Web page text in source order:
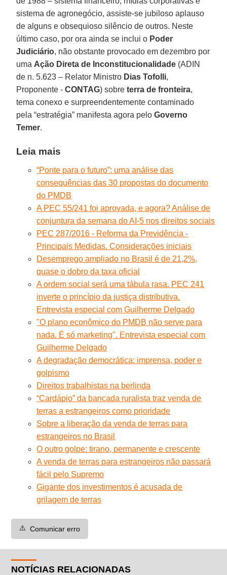
sistema de agronegócio, assiste-se jubiloso aplauso
de alguns e obsequioso silêncio de outros. Neste
último caso, por ora ainda se inclui o Poder
Judiciário, não obstante provocado em dezembro por
uma Ação Direta de Inconstitucionalidade (ADIN
de n. 5.623 – Relator Ministro Dias Tofolli,
Proponente -CONTAG) sobreterra de fronteira,
tema conexo e surpreendentemente contaminado
pela “estratégia” manifesta agora peloGoverno
Temer.
Leia mais
“Ponte para o futuro”: uma análise das
consequências das 30 propostas do documento
do PMDB
A PEC 55/241 foi aprovada, e agora? Análise de
conjuntura da semana do AI-5 nos direitos sociais
PEC 287/2016 - Reforma da Previdência -
Principais Medidas. Considerações iniciais
Desemprego ampliado no Brasil é de 21,2%,
quase o dobro da taxa oficial
A ordem social será uma tábula rasa. PEC 241
inverte o princípio da justiça distributiva.
Entrevista especial com Guilherme Delgado
"O plano econômico do PMDB não serve para
nada. É só marketing". Entrevista especial com
Guilherme Delgado
A degradação democrática: imprensa, poder e
golpismo
Direitos trabalhistas na berlinda
“Cardápio” da bancada ruralista traz venda de
terras a estrangeiros como prioridade
Sobre a liberação da venda de terras para
estrangeiros no Brasil
O outro golpe: tirano, permanente e crescente
A venda de terras para estrangeiros não passará
fácil pelo Supremo
Gigante dos investimentos é acusada de
grilagem de terras
⚠️ Comunicar erro
NOTÍCIAS RELACIONADAS